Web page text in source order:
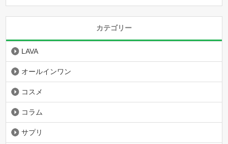
カテゴリー
LAVA
オールインワン
コスメ
コラム
サプリ